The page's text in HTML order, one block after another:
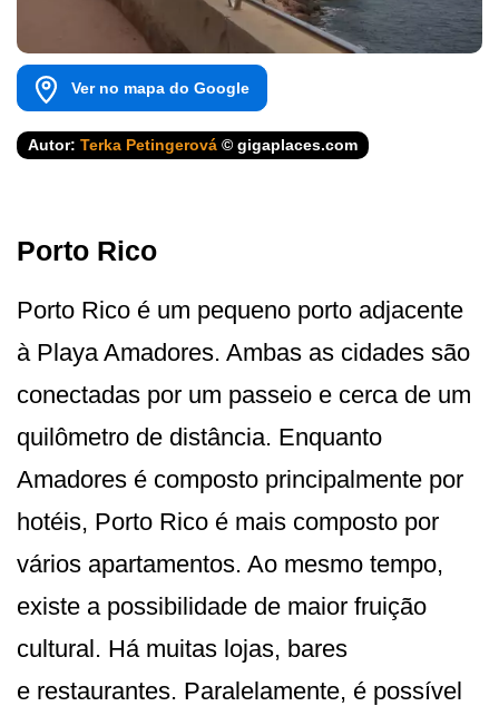
Ver no mapa do Google
Autor: Terka Petingerová © gigaplaces.com
Porto Rico
Porto Rico é um pequeno porto adjacente
à Playa Amadores. Ambas as cidades são
conectadas por um passeio e cerca de um
quilômetro de distância. Enquanto
Amadores é composto principalmente por
hotéis, Porto Rico é mais composto por
vários apartamentos. Ao mesmo tempo,
existe a possibilidade de maior fruição
cultural. Há muitas lojas, bares
e restaurantes. Paralelamente, é possível